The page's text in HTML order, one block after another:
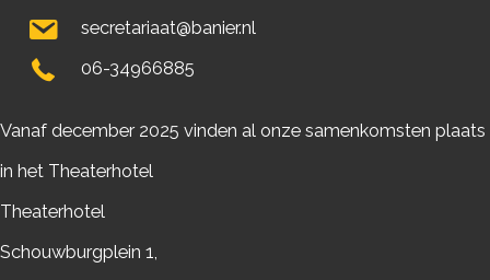
secretariaat@banier.nl
06-34966885
Vanaf december 2025 vinden al onze samenkomsten plaats
in het Theaterhotel
Theaterhotel
Schouwburgplein 1,